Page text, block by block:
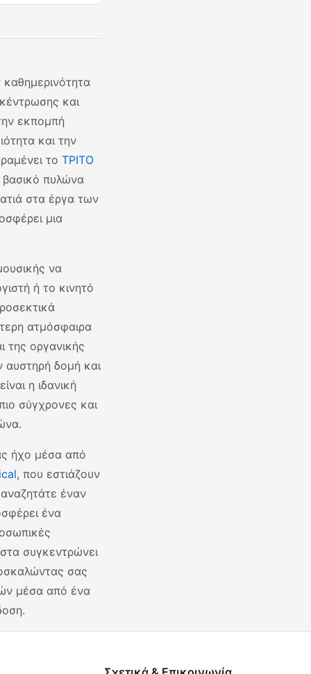
και
εκπομπή
και την
το ΤΡΙΤΟ
βασικό πυλώνα
στα έργα των
μια
να
ή το κινητό
ατμόσφαιρα
της οργανικής
αυστηρή δομή και
η ιδανική
σύγχρονες και
ήχο μέσα από
, που εστιάζουν
έναν
ένα
συγκεντρώνει
σας
μέσα από ένα